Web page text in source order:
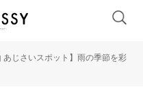
あじさいスポット】雨の季節を彩